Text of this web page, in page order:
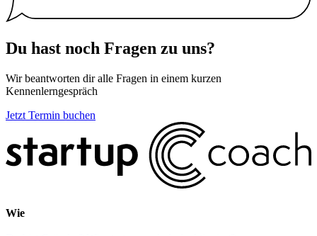
Du hast noch Fragen zu uns?
Wir beantworten dir alle Fragen in einem kurzen
Kennenlerngespräch
Jetzt Termin buchen
Wie